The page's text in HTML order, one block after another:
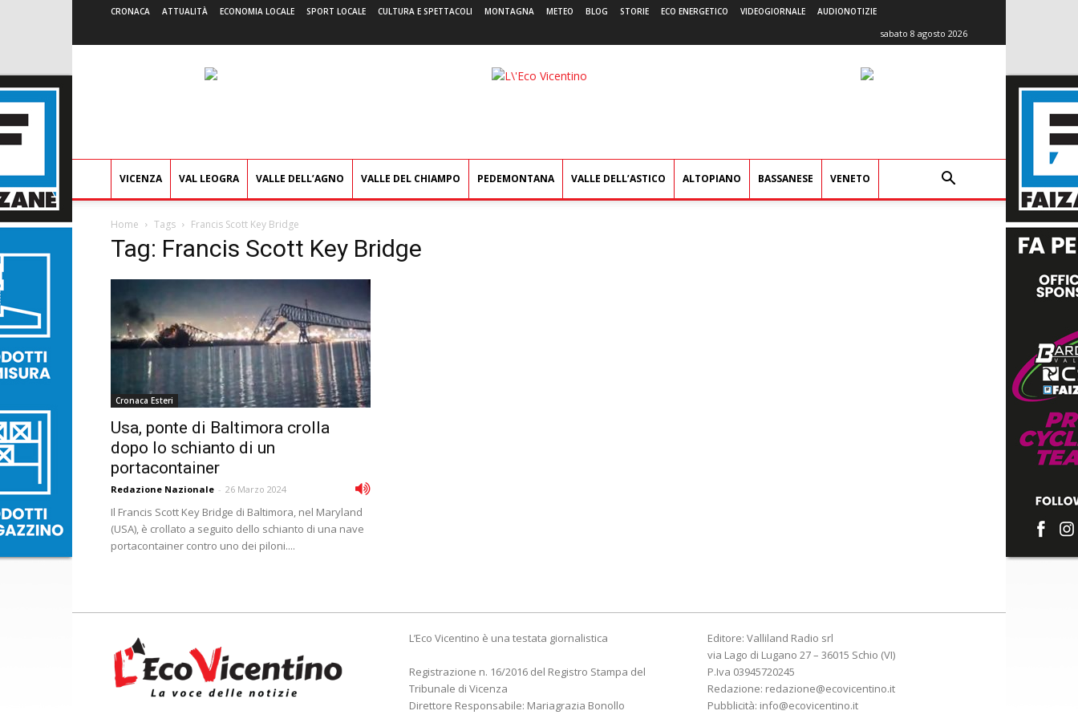
CRONACA ATTUALITÀ ECONOMIA LOCALE SPORT LOCALE CULTURA E SPETTACOLI MONTAGNA METEO BLOG STORIE ECO ENERGETICO VIDEOGIORNALE AUDIONOTIZIE
sabato 8 agosto 2026
L'Eco
VICENZA VAL LEOGRA VALLE DELL’AGNO VALLE DEL CHIAMPO PEDEMONTANA VALLE DELL’ASTICO ALTOPIANO BASSANESE VENETO
Home Tags Francis Scott Key Bridge
Tag: Francis Scott Key Bridge
Cronaca Esteri
Usa, ponte di Baltimora crolla
dopo lo schianto di un
portacontainer
Redazione Nazionale - 26 Marzo 2024
Il Francis Scott Key Bridge di Baltimora, nel Maryland
(USA), è crollato a seguito dello schianto di una nave
portacontainer contro uno dei piloni....
L’Eco Vicentino è una testata giornalistica
Registrazione n. 16/2016 del Registro Stampa del
Tribunale di Vicenza
Direttore Responsabile: Mariagrazia Bonollo
Editore: Valliland Radio srl
via Lago di Lugano 27 – 36015 Schio (VI)
P.Iva 03945720245
Redazione: redazione@ecovicentino.it
Pubblicità: info@ecovicentino.it